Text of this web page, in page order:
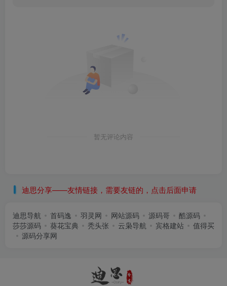
暂无评论内容
迪思分享——友情链接，需要友链的，点击后面申请
迪思导航 首码逸 羽灵网 网站源码 源码哥
酷源码
莎莎源码
葵花宝典 秃头张 云枭导航 宾格建站
值得买
源码分享网